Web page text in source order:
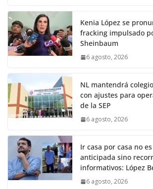
Kenia López se
fracking impulsado
Sheinbaum
6 agosto, 2026
NL mantendrá
con ajustes para
de la SEP
6 agosto, 2026
Ir casa por casa no
anticipada sino
informativos: López
6 agosto, 2026